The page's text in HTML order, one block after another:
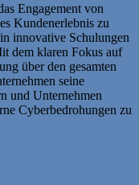
Engagement von
Kundenerlebnis zu
innovative Schulungen
dem klaren Fokus auf
über den gesamten
seine
und Unternehmen
Cyberbedrohungen zu